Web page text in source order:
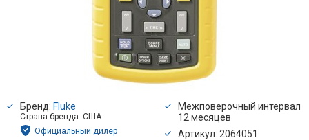
Бренд: Fluke
Страна бренда: США
Официальный дилер
Межповерочный интервал
12 месяцев
Артикул: 2064051